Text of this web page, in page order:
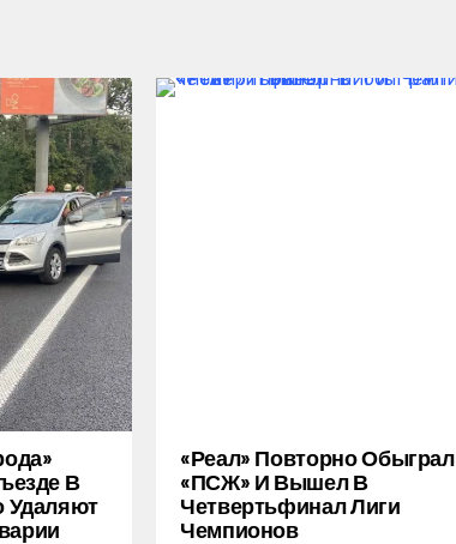
В
Удаляют
«Реал» Повторно Обыграл
«ПСЖ» И Вышел В
Четвертьфинал Лиги
Чемпионов